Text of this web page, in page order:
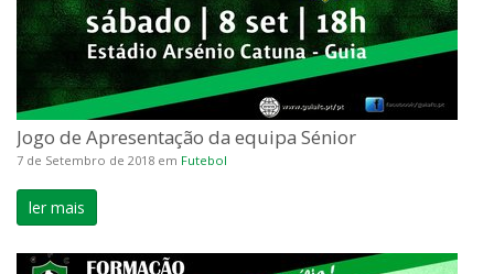
Jogo de Apresentação da equipa Sénior
7 de Setembro de 2018 em Futebol
ler mais